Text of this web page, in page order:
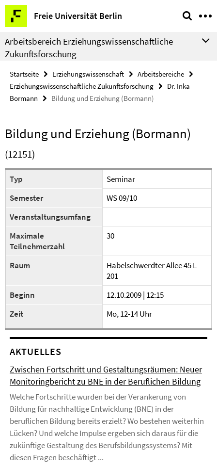
Springe
direkt
zu
Inhalt
Freie Universität Berlin
Service-
Navigation
Arbeitsbereich Erziehungswissenschaftliche
Zukunftsforschung
Startseite Erziehungswissenschaft
Arbeitsbereiche
Erziehungswissenschaftliche Zukunftsforschung
Dr. Inka
Bormann
Bildung und Erziehung (Bormann)
Bildung und Erziehung (Bormann)
(12151)
Typ
Seminar
Semester
WS 09/10
Veranstaltungsumfang
Maximale
Teilnehmerzahl
30
Raum
Habelschwerdter Allee 45 L
201
Beginn
12.10.2009 | 12:15
Zeit
Mo, 12-14 Uhr
AKTUELLES
Zwischen Fortschritt und Gestaltungsräumen: Neuer
Monitoringbericht zu BNE in der Beruflichen Bildung
Welche Fortschritte wurden bei der Verankerung von
Bildung für nachhaltige Entwicklung (BNE) in der
beruflichen Bildung bereits erzielt? Wo bestehen weiterhin
Lücken? Und welche Impulse ergeben sich daraus für die
zukünftige Gestaltung des Berufsbildungssystems? Mit
diesen Fragen beschäftigt ...